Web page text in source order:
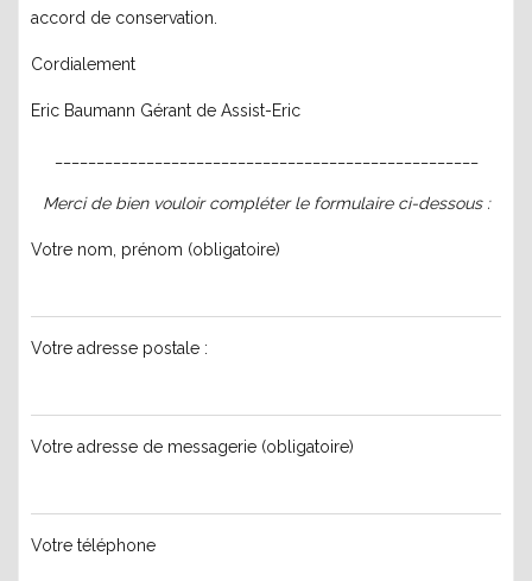
accord de conservation.
Cordialement
Eric Baumann Gérant de Assist-Eric
Merci de bien vouloir compléter le formulaire ci-dessous :
Votre nom, prénom (obligatoire)
Votre adresse postale :
Votre adresse de messagerie (obligatoire)
Votre téléphone